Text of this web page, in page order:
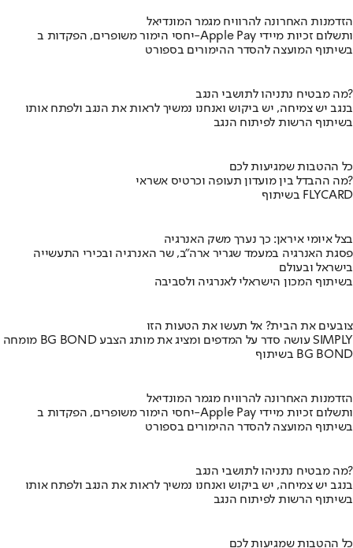
הזדמנות האחרונה להרוויח מגמר המונדיאל
יחסי הימור משופרים, הפקדות ב-Apple Pay ותשלום זכיות מיידי
בשיתוף המועצה להסדר ההימורים בספורט
מה מבטיח נתניהו לתושבי הנגב?
בנגב יש צמיחה, יש ביקוש ואנחנו נמשיך לראות את הנגב ולפתח אותו
בשיתוף הרשות לפיתוח הנגב
כל ההטבות שמגיעות לכם
מה ההבדל בין מועדון תעופה וכרטיס אשראי?
בשיתוף FLYCARD
בצל איומי איראן: כך נערך משק האנרגיה
פסגת האנרגיה במעמד שגריר ארה"ב, שר האנרגיה ובכירי התעשייה
בישראל ובעולם
בשיתוף המכון הישראלי לאנרגיה ולסביבה
צובעים את הבית? אל תעשו את הטעות הזו
מומחה BG BOND עושה סדר על המדפים ומציג את מותג הצבע SIMPLY
בשיתוף BG BOND
הזדמנות האחרונה להרוויח מגמר המונדיאל
יחסי הימור משופרים, הפקדות ב-Apple Pay ותשלום זכיות מיידי
בשיתוף המועצה להסדר ההימורים בספורט
מה מבטיח נתניהו לתושבי הנגב?
בנגב יש צמיחה, יש ביקוש ואנחנו נמשיך לראות את הנגב ולפתח אותו
בשיתוף הרשות לפיתוח הנגב
כל ההטבות שמגיעות לכם